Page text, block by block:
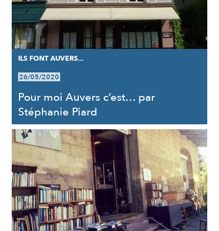
ILS FONT AUVERS...
26/05/2020
Pour moi Auvers c’est… par
Stéphanie Piard